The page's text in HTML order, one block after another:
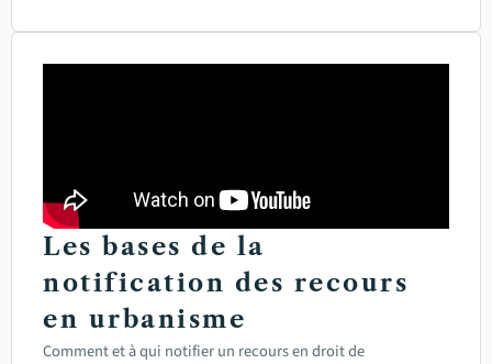
Les bases de la
notification des recours
en urbanisme
Comment et à qui notifier un recours en droit de